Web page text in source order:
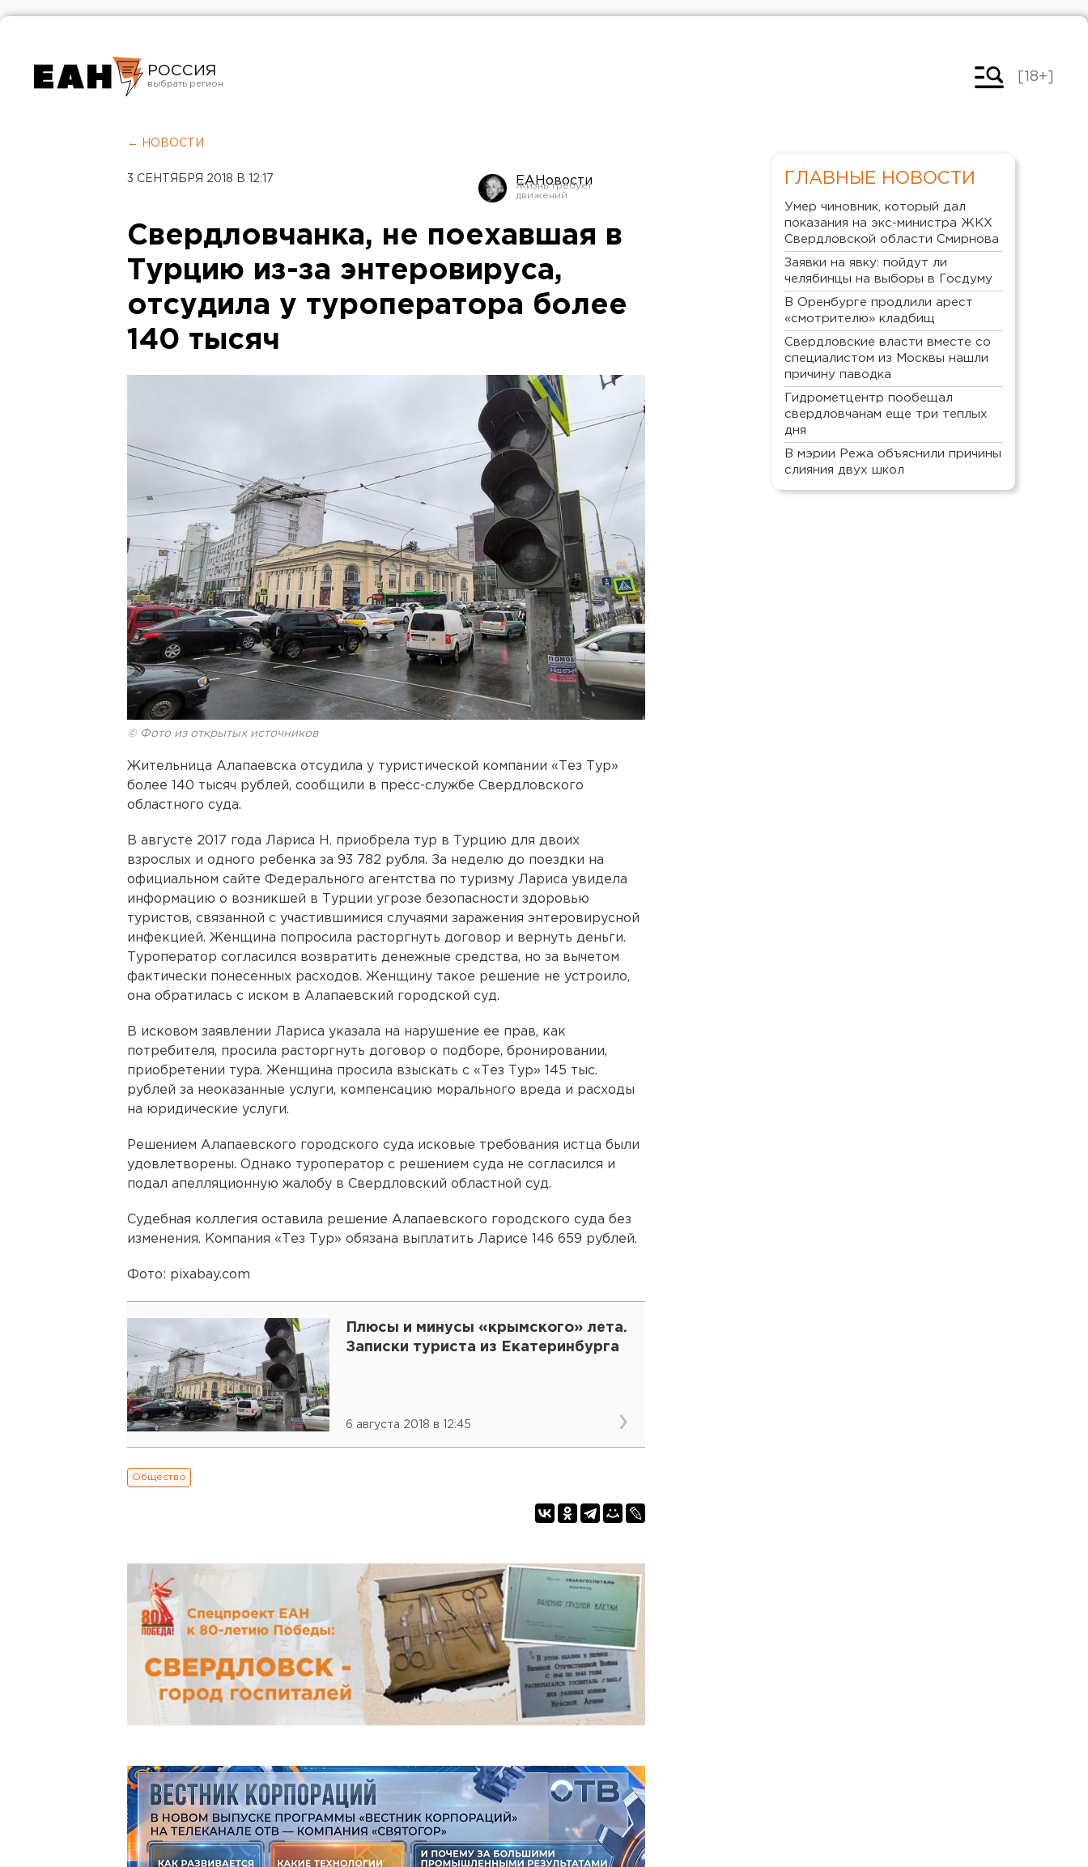
РОССИЯ
Челябинск
[18+]
← НОВОСТИ
3 СЕНТЯБРЯ 2018 В 12:17 ЕАНовости
Свердловчанка, не поехавшая в
Турцию из-за энтеровируса,
отсудила у туроператора более
140 тысяч
© Фото из открытых источников
Жительница Алапаевска отсудила у туристической компании «Тез Тур»
более 140 тысяч рублей, сообщили в пресс-службе Свердловского
областного суда.
В августе 2017 года Лариса Н. приобрела тур в Турцию для двоих
взрослых и одного ребенка за 93 782 рубля. За неделю до поездки на
официальном сайте Федерального агентства по туризму Лариса увидела
информацию о возникшей в Турции угрозе безопасности здоровью
туристов, связанной с участившимися случаями заражения энтеровирусной
инфекцией. Женщина попросила расторгнуть договор и вернуть деньги.
Туроператор согласился возвратить денежные средства, но за вычетом
фактически понесенных расходов. Женщину такое решение не устроило,
она обратилась с иском в Алапаевский городской суд.
В исковом заявлении Лариса указала на нарушение ее прав, как
потребителя, просила расторгнуть договор о подборе, бронировании,
приобретении тура. Женщина просила взыскать с «Тез Тур» 145 тыс.
рублей за неоказанные услуги, компенсацию морального вреда и расходы
на юридические услуги.
Решением Алапаевского городского суда исковые требования истца были
удовлетворены. Однако туроператор с решением суда не согласился и
подал апелляционную жалобу в Свердловский областной суд.
Судебная коллегия оставила решение Алапаевского городского суда без
изменения. Компания «Тез Тур» обязана выплатить Ларисе 146 659 рублей.
Фото: pixabay.com
Плюсы и минусы «крымского» лета.
Записки туриста из Екатеринбурга
6 августа 2018 в 12:45
Общество
ГЛАВНЫЕ НОВОСТИ
Умер чиновник, который дал
показания на экс-министра ЖКХ
Свердловской области Смирнова
Заявки на явку: пойдут ли
челябинцы на выборы в Госдуму
В Оренбурге продлили арест
«смотрителю» кладбищ
Свердловские власти вместе со
специалистом из Москвы нашли
причину паводка
Гидрометцентр пообещал
свердловчанам еще три теплых
дня
В мэрии Режа объяснили причины
слияния двух школ